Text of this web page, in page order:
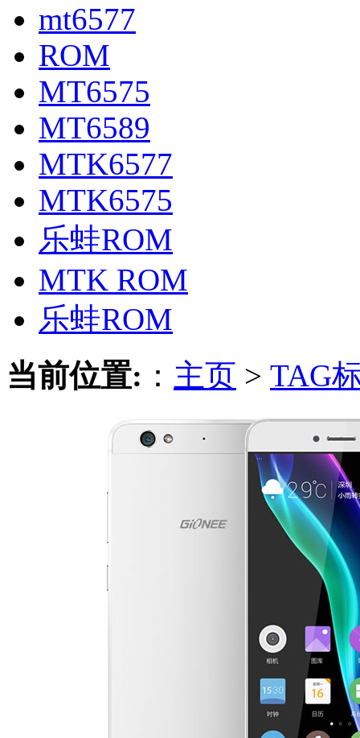
mt6577
ROM
MT6575
MT6589
MTK6577
MTK6575
乐蛙ROM
MTK ROM
乐蛙ROM
当前位置: ： 主页 > TAG